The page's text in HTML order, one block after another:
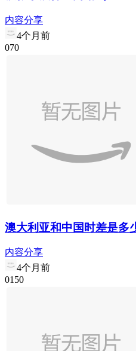
内容分享
4个月前
070
澳大利亚和中国时差是多
内容分享
4个月前
0150